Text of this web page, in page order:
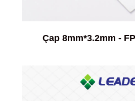
Çap 8mm*3.2mm -